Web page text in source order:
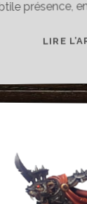
présence,
LIRE